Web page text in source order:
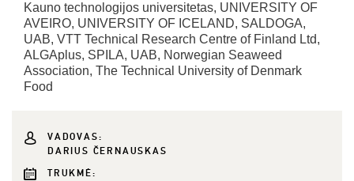
Kauno technologijos universitetas, UNIVERSITY OF
AVEIRO, UNIVERSITY OF ICELAND, SALDOGA,
UAB, VTT Technical Research Centre of Finland Ltd,
ALGAplus, SPILA, UAB, Norwegian Seaweed
Association, The Technical University of Denmark
Food
VADOVAS:
DARIUS ČERNAUSKAS
TRUKMĖ: